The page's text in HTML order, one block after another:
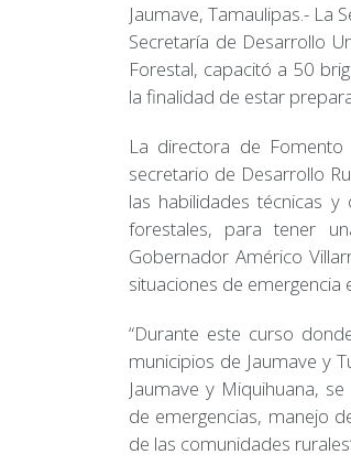
Jaumave, Tamaulipas.- La
Secretaría de Desarrollo
Forestal, capacitó a 50
la finalidad de estar
La directora de Fomento
secretario de Desarrollo
las habilidades técnicas
forestales, para tener
Gobernador Américo
situaciones de emergencia
“Durante este curso
municipios de Jaumave y
Jaumave y Miquihuana,
de emergencias, manejo
de las comunidades